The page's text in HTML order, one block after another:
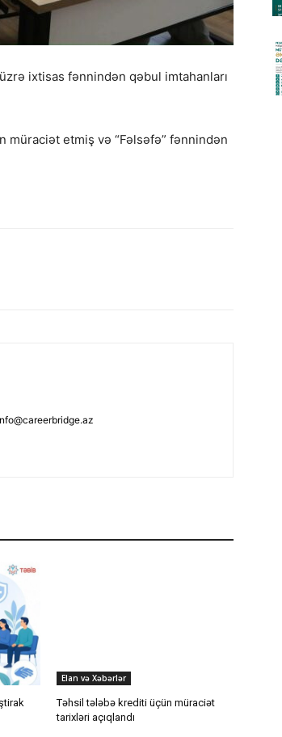
ixtisas fənnindən qəbul imtahanları
müraciət etmiş və “Fəlsəfə” fənnindən
Elan və Xəbərlər
Təhsil tələbə krediti üçün müraciət
tarixləri açıqlandı